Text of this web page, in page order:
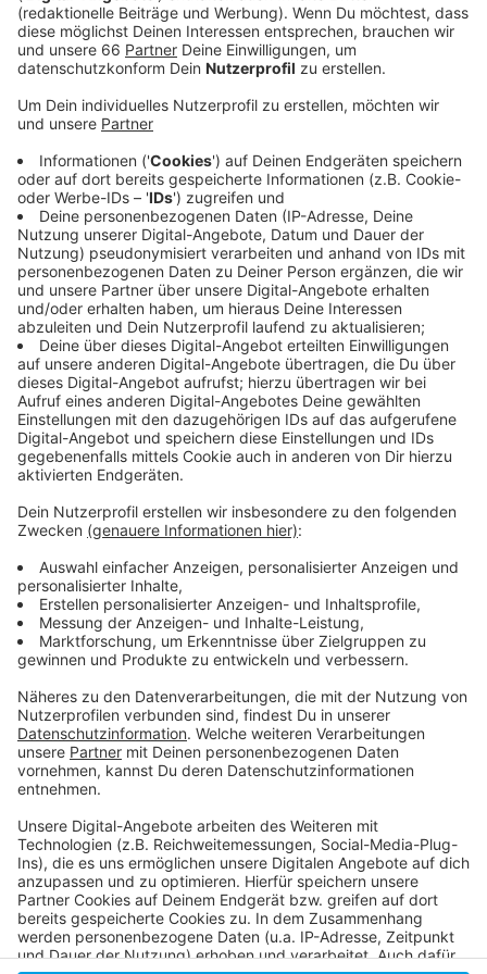
Anzeige
In den Düsseldorfer Krankenhäusern werden aktuell
183 Covid-Patientinnen und Patienten behandelt - 51
liegen auf Intensivstationen. Wer sich heute noch
gegen Corona impfen oder boostern lassen möchte,
kann das bis 18 Uhr zum Beispiel noch im
Gemeindehaus der evangelischen Kirchengemeinde
Urdenbach ohne Termin machen. Außerdem können wir
ab morgen für Kinder zwischen 5 und 11 Jahren einen
Impftermin ausmachen. Das geht über die Corona
Hotline. Ab Freitag wird dann im Impfzentrum 2.0 am
Hauptbahnhof geimpft.
Anzeige
Weitere Infos und Links zum Thema:
Anzeige
Alle Impfmöglichkeiten auf einem Blick
Die aktuellen Corona-Zahlen
Antenne Düsseldorf Corona-Sonderseite
Anzeige
Anzeige